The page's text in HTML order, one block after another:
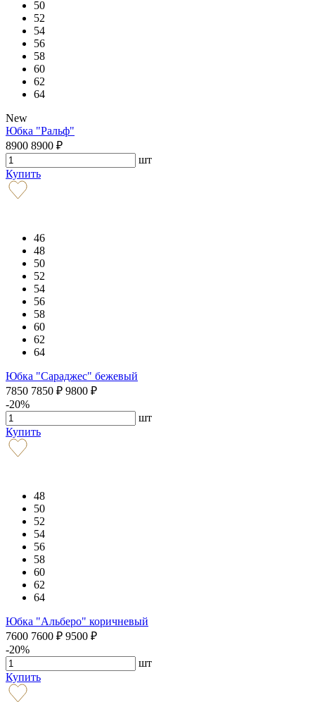
50
52
54
56
58
60
62
64
New
Юбка "Ральф"
8900 8900 ₽
шт
Купить
46
48
50
52
54
56
58
60
62
64
Юбка "Сараджес" бежевый
7850 7850 ₽ 9800 ₽
-20%
шт
Купить
48
50
52
54
56
58
60
62
64
Юбка "Альберо" коричневый
7600 7600 ₽ 9500 ₽
-20%
шт
Купить